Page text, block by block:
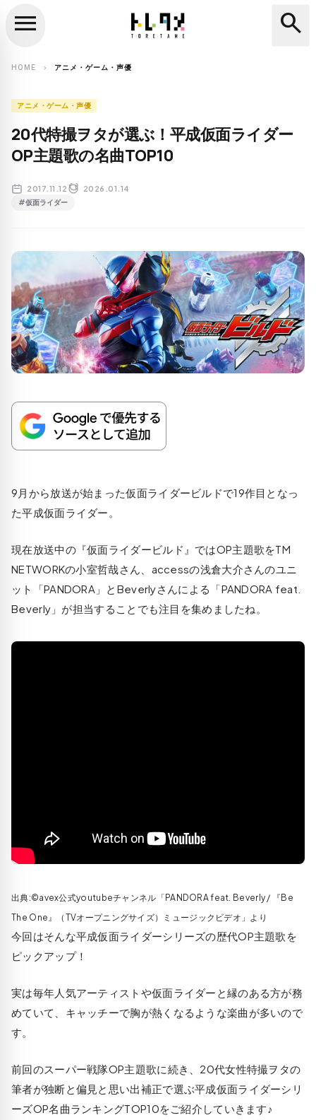
search
menu search
HOME chevron_right アニメ・ゲーム・声優
アニメ・ゲーム・声優
20代特撮ヲタが選ぶ！平成仮面ライダー
OP主題歌の名曲TOP10
2017.11.12 2026.01.14
#仮面ライダー
9月から放送が始まった仮面ライダービルドで19作目となっ
た平成仮面ライダー。
現在放送中の『仮面ライダービルド』ではOP主題歌をTM
NETWORKの小室哲哉さん、accessの浅倉大介さんのユニ
ット「PANDORA」とBeverlyさんによる「PANDORA feat.
Beverly」が担当することでも注目を集めましたね。
出典:©avex公式youtubeチャンネル「PANDORA feat. Beverly / 『Be
The One』（TVオープニングサイズ）ミュージックビデオ」より
今回はそんな平成仮面ライダーシリーズの歴代OP主題歌を
ピックアップ！
実は毎年人気アーティストや仮面ライダーと縁のある方が務
めていて、キャッチーで胸が熱くなるような楽曲が多いので
す。
前回のスーパー戦隊OP主題歌に続き、20代女性特撮ヲタの
筆者が独断と偏見と思い出補正で選ぶ平成仮面ライダーシリ
ーズOP名曲ランキングTOP10をご紹介していきます♪